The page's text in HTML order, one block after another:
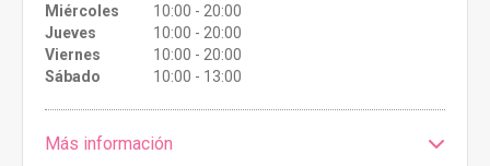
Miércoles
10:00 - 20:00
Jueves
10:00 - 20:00
Viernes
10:00 - 20:00
Sábado
10:00 - 13:00
Más información